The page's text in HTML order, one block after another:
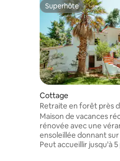
Superhôte
Superhôte
Cottage
Retraite en forêt près
Beach
Maison de vacances
rénovée avec une
ensoleillée donnant
Peut accueillir jusqu'à